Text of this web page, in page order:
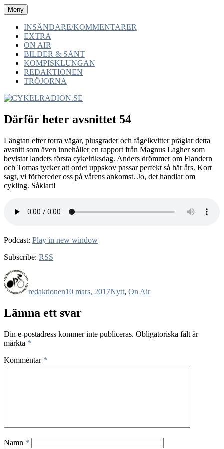
Hoppa
till
innehåll
CYKELRADION.SE
-av cyklister -för cyklister -med cyklister
Meny
INSÄNDARE/KOMMENTARER
EXTRA
ON AIR
BILDER & SÅNT
KOMPISKLUNGAN
REDAKTIONEN
TRÖJORNA
Därför heter avsnittet 54
Längtan efter torra vägar, plusgrader och fågelkvitter präglar detta
avsnitt som även innehåller en rapport från Magnus Lagher som
bevistat landets första cykelriksdag. Anders drömmer om Flandern
och Tomas tycker att ordet uppskov passar perfekt så här års. Kort
sagt, vi förbereder oss på vårens ankomst. Jo, det handlar om
cykling. Såklart!
Podcast: Play in new window
Subscribe: RSS
redaktionen10 mars, 2017Nytt, On Air
Lämna ett svar
Din e-postadress kommer inte publiceras. Obligatoriska fält är
märkta *
Kommentar *
Namn *